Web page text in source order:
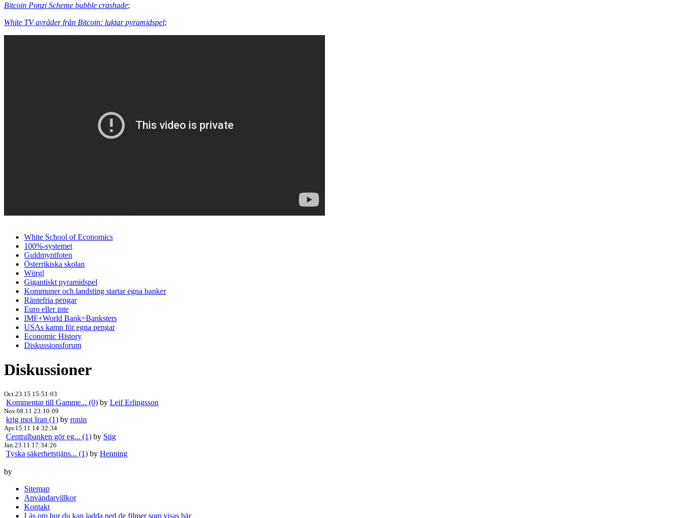
Bitcoin Ponzi Scheme bubble crashade;
White TV avråder från Bitcoin: luktar pyramidspel;
White School of Economics
100%-systemet
Guldmyntfoten
Österrikiska skolan
Wörgl
Gigantiskt pyramidspel
Kommuner och landsting startar egna banker
Räntefria pengar
Euro eller inte
IMF+World Bank=Banksters
USAs kamp för egna pengar
Economic History
Diskussionsforum
Diskussioner
Oct.23.15 15:51:03
Kommentar till Gamme... (0) by Leif Erlingsson
Nov.08.11 23:10:09
krig mot Iran (1) by ronin
Apr.15.11 14:32:34
Centralbanken gör eg... (1) by Stig
Jan.23.11 17:34:26
Tyska säkerhetstjäns... (1) by Henning
by
Sitemap
Användarvillkor
Kontakt
Läs om hur du kan ladda ned de filmer som visas här